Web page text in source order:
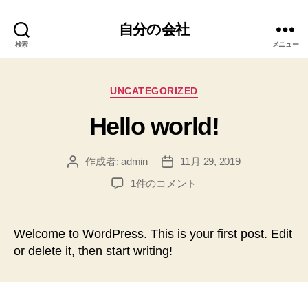
検索
自分の会社
メニュー
カ
ゴ
リ
UNCATEGORIZED
Hello world!
投
作成者:admin
投
稿
11月 29, 2019
Hello
1件のコメント
Welcome to WordPress. This is your first post. Edit
or delete it, then start writing!